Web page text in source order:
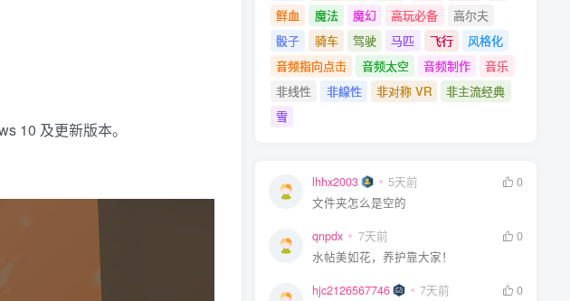
10 及更新版本。
鲜血
魔法 魔幻 高玩必备
高尔夫
骰子
骑车 驾驶 马匹 飞行
风格化
音频指向点击
音频太空 音频制作
音乐
非线性
非線性 非对称 VR
非主流经典
雪
lhhx2003 5天前
0
文件夹怎么是空的
qnpdx 7天前
0
水帖美如花，养护靠大家！
hjc2126567746 7天前
0